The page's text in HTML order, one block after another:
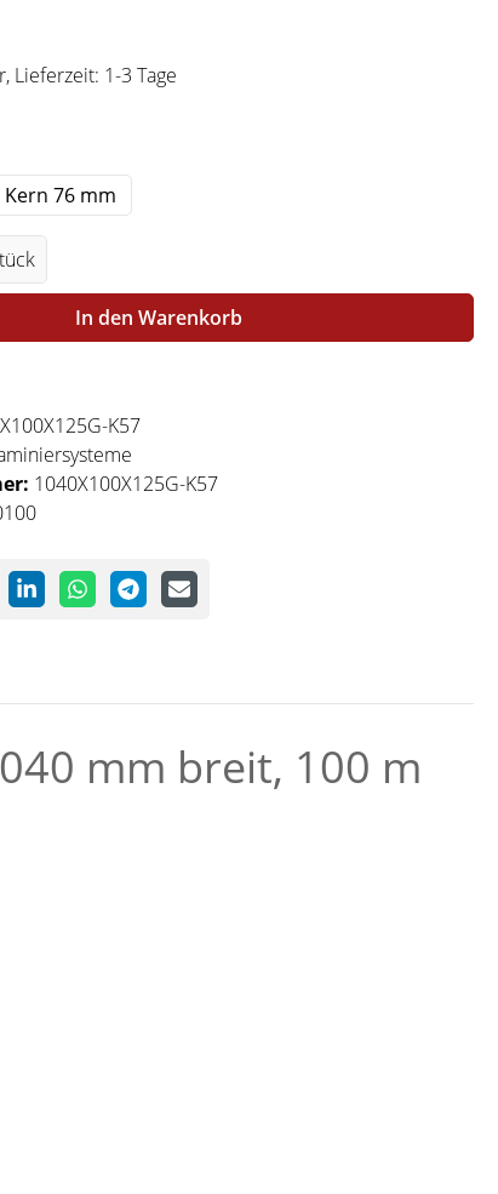
Lieferzeit: 1-3 Tage
Kern 76 mm
Gib den gewünschten Wert ein
In den Warenkorb
K57
1040X100X125G-K57
mm breit, 100 m